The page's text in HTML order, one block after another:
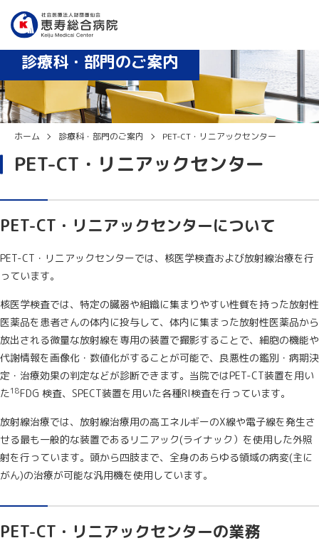
診療時間：8:30〜12:30、14:00〜17:15（月〜金曜日）
外来・入院患者専用Wi-Fiあり
休診日：土曜日、日曜日、祝日、年末年始（12/29〜1/3）
診療科・部門のご案内
ホーム 診療科・部門のご案内 PET-CT・リニアックセンター
PET-CT・リニアックセンター
PET-CT・リニアックセンターについて
PET-CT・リニアックセンターでは、核医学検査および放射線治療を行
っています。
核医学検査では、特定の臓器や組織に集まりやすい性質を持った放射性
医薬品を患者さんの体内に投与して、体内に集まった放射性医薬品から
放出される微量な放射線を専用の装置で撮影することで、細胞の機能や
代謝情報を画像化・数値化がすることが可能で、良悪性の鑑別・病期決
定・治療効果の判定などが診断できます。当院ではPET-CT装置を用い
た18FDG 検査、SPECT装置を用いた各種RI検査を行っています。
放射線治療では、放射線治療用の高エネルギーのX線や電子線を発生さ
せる最も一般的な装置であるリニアック(ライナック）を使用した外照
射を行っています。頭から四肢まで、全身のあらゆる領域の病変(主に
がん)の治療が可能な汎用機を使用しています。
PET-CT・リニアックセンターの業務